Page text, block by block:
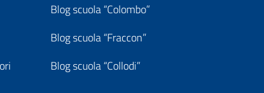
Blog scuola “Colombo”
Blog scuola “Fraccon”
Blog scuola “Collodi”